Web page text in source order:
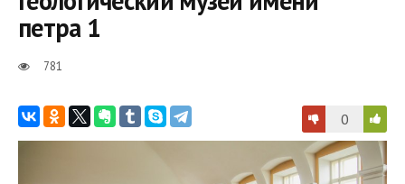
петра 1
781
0